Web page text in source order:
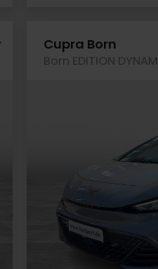
Fahrzeug merken
Cupra Born